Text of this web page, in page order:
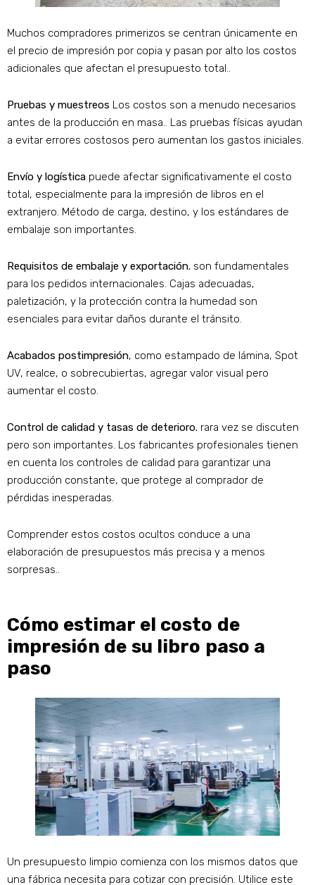
Muchos compradores primerizos se centran únicamente en
el precio de impresión por copia y pasan por alto los costos
adicionales que afectan el presupuesto total..
Pruebas y muestreos Los costos son a menudo necesarios
antes de la producción en masa.. Las pruebas físicas ayudan
a evitar errores costosos pero aumentan los gastos iniciales.
Envío y logística puede afectar significativamente el costo
total, especialmente para la impresión de libros en el
extranjero. Método de carga, destino, y los estándares de
embalaje son importantes.
Requisitos de embalaje y exportación. son fundamentales
para los pedidos internacionales. Cajas adecuadas,
paletización, y la protección contra la humedad son
esenciales para evitar daños durante el tránsito.
Acabados postimpresión, como estampado de lámina, Spot
UV, realce, o sobrecubiertas, agregar valor visual pero
aumentar el costo.
Control de calidad y tasas de deterioro. rara vez se discuten
pero son importantes. Los fabricantes profesionales tienen
en cuenta los controles de calidad para garantizar una
producción constante, que protege al comprador de
pérdidas inesperadas.
Comprender estos costos ocultos conduce a una
elaboración de presupuestos más precisa y a menos
sorpresas..
Cómo estimar el costo de
impresión de su libro paso a
paso
Un presupuesto limpio comienza con los mismos datos que
una fábrica necesita para cotizar con precisión. Utilice este